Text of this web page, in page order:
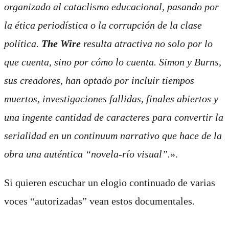
organizado al cataclismo educacional, pasando por
la ética periodística o la corrupción de la clase
política. The Wire resulta atractiva no solo por lo
que cuenta, sino por cómo lo cuenta. Simon y Burns,
sus creadores, han optado por incluir tiempos
muertos, investigaciones fallidas, finales abiertos y
una ingente cantidad de caracteres para convertir la
serialidad en un continuum narrativo que hace de la
obra una auténtica “novela-río visual”.».
Si quieren escuchar un elogio continuado de varias
voces “autorizadas” vean estos documentales.